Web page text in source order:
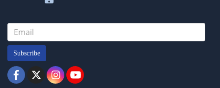
Subscribe